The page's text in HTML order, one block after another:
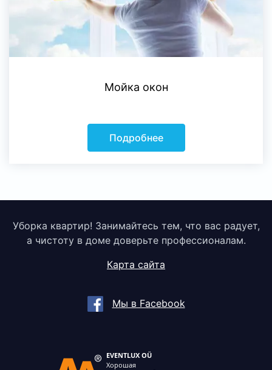
Мойка окон
Подробнее
Уборка квартир! Занимайтесь тем, что вас радует,
а чистоту в доме доверьте профессионалам.
Карта сайта
Мы в Facebook